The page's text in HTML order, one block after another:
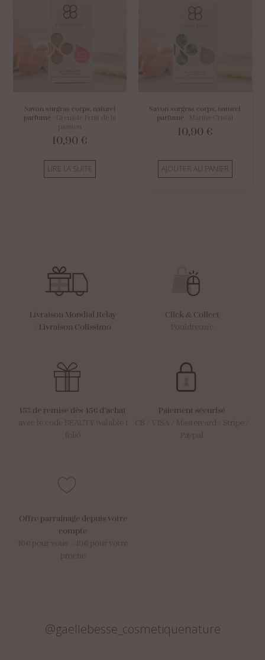
Savon surgras corps, naturel
parfumé - Grenade Fruit de la
passion
10,90 €
LIRE LA SUITE
Savon surgras corps, naturel
parfumé - Marine Cristal
10,90 €
AJOUTER AU PANIER
Livraison Mondial Relay
Livraison Colissimo
Click & Collect
Pouldreuzic
15% de remise dès 45€ d’achat
avec le code BEAUTY (valable 1
fois)
Paiement sécurisé
CB / VISA / Mastercard / Stripe /
Paypal
Offre parrainage depuis votre
compte
10€ pour vous = 10€ pour votre
proche
@gaellebesse_cosmetiquenature